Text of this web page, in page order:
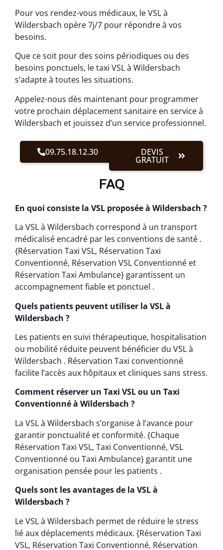
Pour vos rendez-vous médicaux, le VSL à
Wildersbach opère 7j/7 pour répondre à vos
besoins.
Que ce soit pour des soins périodiques ou des
besoins ponctuels, le taxi VSL à Wildersbach
s’adapte à toutes les situations.
Appelez-nous dès maintenant pour programmer
votre prochain déplacement sanitaire en service à
Wildersbach et jouissez d’un service professionnel.
09.75.18.12.30 DEVIS
GRATUIT
FAQ
En quoi consiste la VSL proposée à Wildersbach ?
La VSL à Wildersbach correspond à un transport
médicalisé encadré par les conventions de santé .
{Réservation Taxi VSL, Réservation Taxi
Conventionné, Réservation VSL Conventionné et
Réservation Taxi Ambulance} garantissent un
accompagnement fiable et ponctuel .
Quels patients peuvent utiliser la VSL à
Wildersbach ?
Les patients en suivi thérapeutique, hospitalisation
ou mobilité réduite peuvent bénéficier du VSL à
Wildersbach . Réservation Taxi conventionné
facilite l’accès aux hôpitaux et cliniques sans stress.
Comment réserver un Taxi VSL ou un Taxi
Conventionné à Wildersbach ?
La VSL à Wildersbach s’organise à l’avance pour
garantir ponctualité et conformité. {Chaque
Réservation Taxi VSL, Taxi Conventionné, VSL
Conventionné ou Taxi Ambulance} garantit une
organisation pensée pour les patients .
Quels sont les avantages de la VSL à
Wildersbach ?
Le VSL à Wildersbach permet de réduire le stress
lié aux déplacements médicaux. {Réservation Taxi
VSL, Réservation Taxi Conventionné, Réservation